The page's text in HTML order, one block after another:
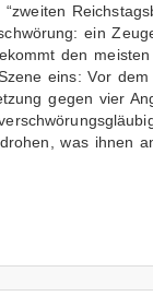
ein
den meisten
eins: Vor dem
gegen vier
was ihnen